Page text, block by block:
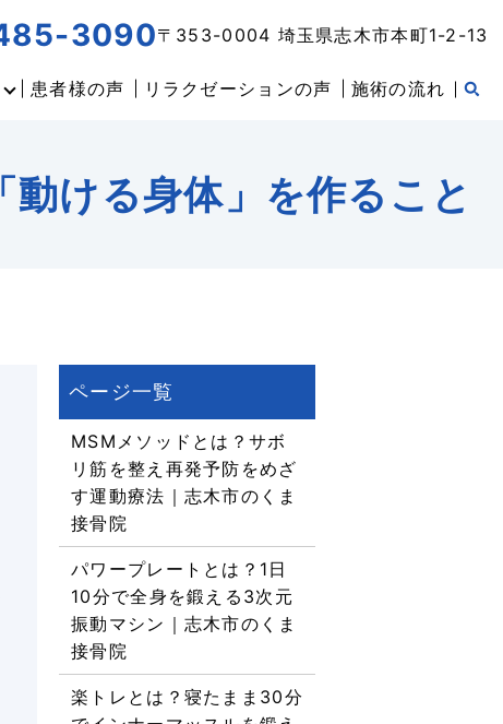
患者様の声 リラクゼーションの声 施術の流れ
3090〒353-0004 埼玉県志木市本町1-2-13
ける身体」を作ること
MSMメソッドとは？サボ
リ筋を整え再発予防をめざ
す運動療法｜志木市のくま
接骨院
パワープレートとは？1日
10分で全身を鍛える3次元
振動マシン｜志木市のくま
接骨院
楽トレとは？寝たまま30分